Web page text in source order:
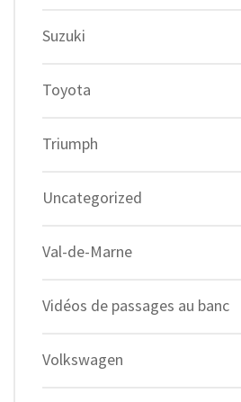
Suzuki
Toyota
Triumph
Uncategorized
Val-de-Marne
Vidéos de passages au banc
Volkswagen